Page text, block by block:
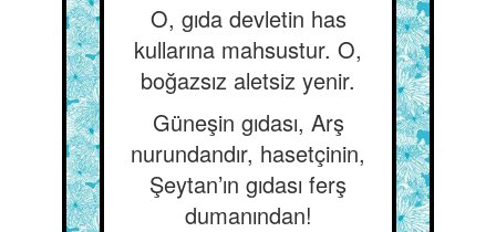
O, gıda devletin has
kullarına mahsustur. O,
boğazsız aletsiz yenir.
Güneşin gıdası, Arş
nurundandır, hasetçinin,
Şeytan’ın gıdası ferş
dumanından!